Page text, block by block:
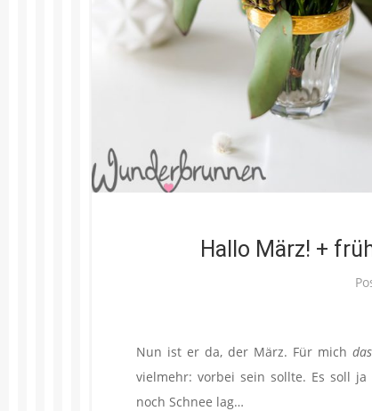
Hallo März! +
Nun ist er da, der März. Für michdas
vielmehr: vorbei sein sollte. Es soll
noch Schnee lag…